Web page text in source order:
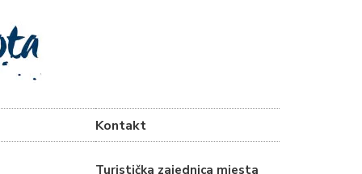
Kontakt
Turistička zajednica mjesta